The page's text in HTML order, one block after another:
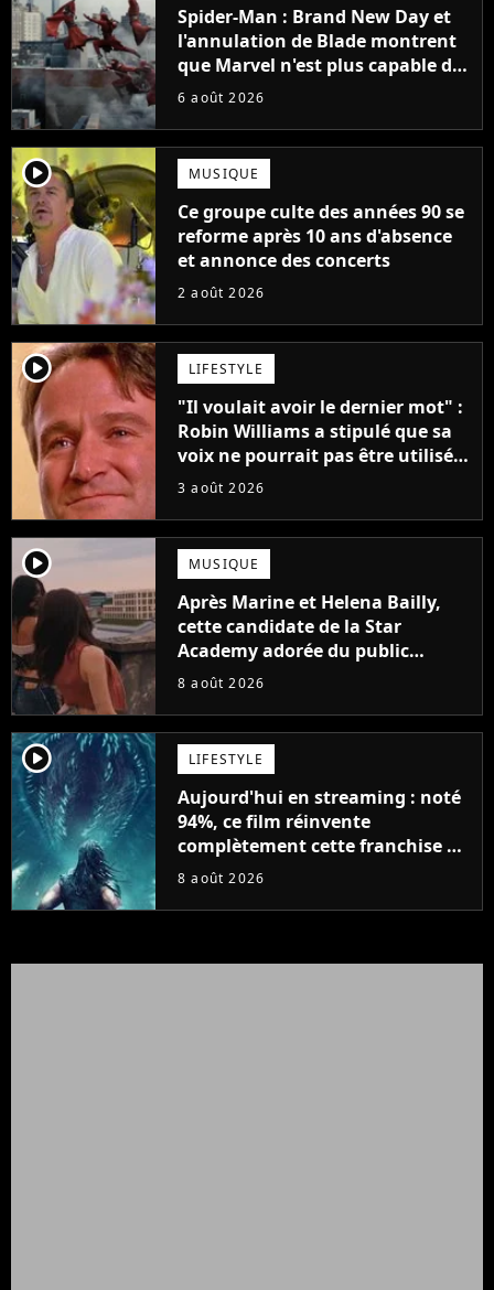
Spider-Man : Brand New Day et
l'annulation de Blade montrent
que Marvel n'est plus capable de
faire quoi que ce soit de simple
6 août 2026
player2 MUSIQUE
Ce groupe culte des années 90 se
reforme après 10 ans d'absence
et annonce des concerts
2 août 2026
player2 LIFESTYLE
"Il voulait avoir le dernier mot" :
Robin Williams a stipulé que sa
voix ne pourrait pas être utilisée
avant 2039, pourtant Disney
inédits
3 août 2026
player2 MUSIQUE
Après Marine et Helena Bailly,
cette candidate de la Star
Academy adorée du public
annonce son premier album,
8 août 2026
player2 LIFESTYLE
Aujourd'hui en streaming : noté
94%, ce film réinvente
complètement cette franchise de
science-fiction vieille de 40 ans
8 août 2026